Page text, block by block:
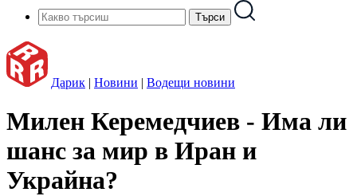
Дарик | Новини | Водещи новини
Милен Керемедчиев - Има ли
шанс за мир в Иран и
Украйна?